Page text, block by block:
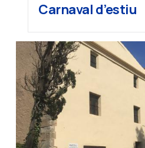
Carnaval d’estiu